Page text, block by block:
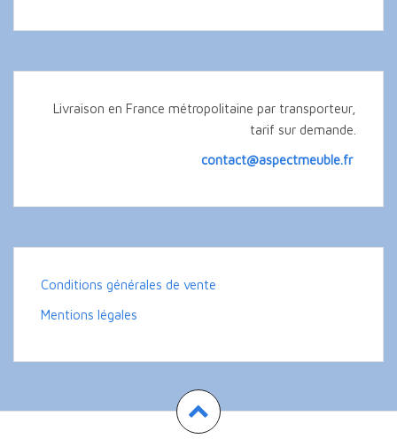
Livraison en France métropolitaine par transporteur,
tarif sur demande.
contact@aspectmeuble.fr
Conditions générales de vente
Mentions légales